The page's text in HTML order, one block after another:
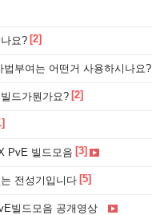
요? [2]
법부여는 어떤거 사용하시나요?
드가뭔가요? [2]
PvE 빌드모음 [3]
전성기입니다 [5]
빌드모음 공개영상